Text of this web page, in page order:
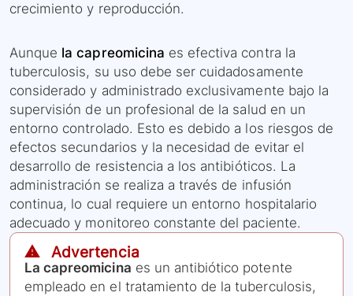
crecimiento y reproducción.
Aunque la capreomicina es efectiva contra la
tuberculosis, su uso debe ser cuidadosamente
considerado y administrado exclusivamente bajo la
supervisión de un profesional de la salud en un
entorno controlado. Esto es debido a los riesgos de
efectos secundarios y la necesidad de evitar el
desarrollo de resistencia a los antibióticos. La
administración se realiza a través de infusión
continua, lo cual requiere un entorno hospitalario
adecuado y monitoreo constante del paciente.
⚠️ Advertencia
La capreomicina es un antibiótico potente
empleado en el tratamiento de la tuberculosis,